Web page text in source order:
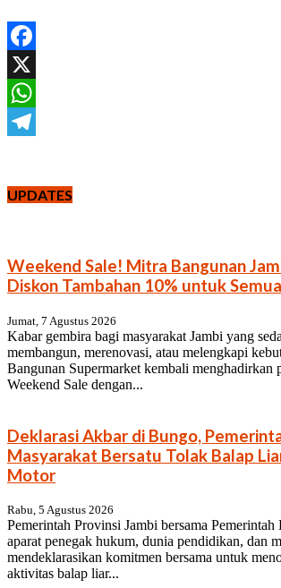
Facebook
X
WhatsApp
UPDATES
Weekend Sale! Mitra Bangunan
Diskon Tambahan 10% untuk
Jumat, 7 Agustus 2026
Kabar gembira bagi masyarakat Jambi yang
membangun, merenovasi, atau melengkapi
Bangunan Supermarket kembali menghadirkan
Weekend Sale dengan...
Deklarasi Akbar di Bungo,
Masyarakat Bersatu Tolak Balap
Motor
Rabu, 5 Agustus 2026
Pemerintah Provinsi Jambi bersama
aparat penegak hukum, dunia pendidikan, dan
mendeklarasikan komitmen bersama untuk
aktivitas balap liar...